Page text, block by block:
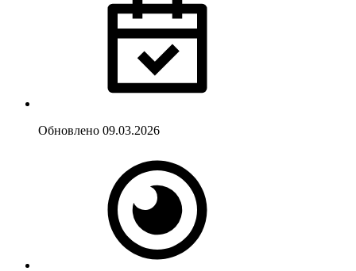
Обновлено 09.03.2026